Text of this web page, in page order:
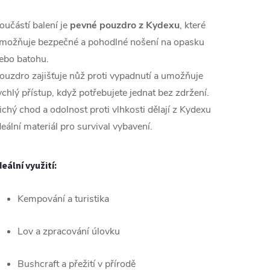
balení je pevné pouzdro z Kydexu, které
bezpečné a pohodlné nošení na opasku
batohu.
zajišťuje nůž proti vypadnutí a umožňuje
přístup, když potřebujete jednat bez zdržení.
chod a odolnost proti vlhkosti dělají z Kydexu
materiál pro survival vybavení.
využití:
Kempování a turistika
Lov a zpracování úlovku
Bushcraft a přežití v přírodě